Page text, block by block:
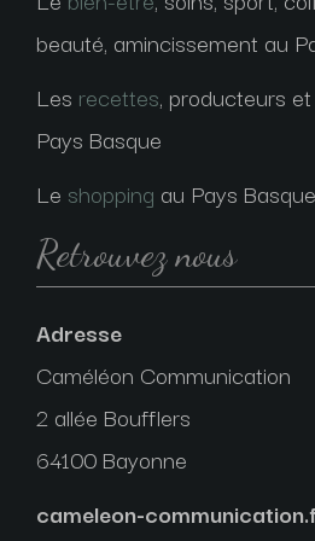
beauté, amincissement au
Les recettes, producteurs
Pays Basque
Le shopping au Pays Basque
Retrouvez nous
Adresse
Caméléon Communication
2 allée Boufflers
64100 Bayonne
cameleon-